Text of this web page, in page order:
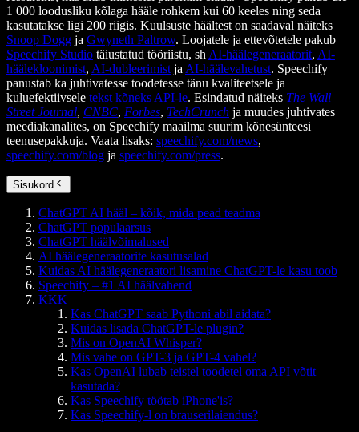
1 000 loodusliku kõlaga hääle rohkem kui 60 keeles ning seda
kasutatakse ligi 200 riigis. Kuulsuste häältest on saadaval näiteks
Snoop Dogg ja Gwyneth Paltrow. Loojatele ja ettevõtetele pakub
Speechify Studio täiustatud tööriistu, sh AI-häälegeneraatorit, AI-
häälekloonimist, AI-dubleerimist ja AI-häälevahetust. Speechify
panustab ka juhtivatesse toodetesse tänu kvaliteetsele ja
kuluefektiivsele tekst kõneks API-le. Esindatud näiteks The Wall
Street Journal, CNBC, Forbes, TechCrunch ja muudes juhtivates
meediakanalites, on Speechify maailma suurim kõnesünteesi
teenusepakkuja. Vaata lisaks: speechify.com/news,
speechify.com/blog ja speechify.com/press.
Sisukord
ChatGPT AI hääl – kõik, mida pead teadma
ChatGPT populaarsus
ChatGPT häälvõimalused
AI häälegeneraatorite kasutusalad
Kuidas AI häälegeneraatori lisamine ChatGPT-le kasu toob
Speechify – #1 AI häälvahend
KKK
Kas ChatGPT saab Pythoni abil aidata?
Kuidas lisada ChatGPT-le plugin?
Mis on OpenAI Whisper?
Mis vahe on GPT-3 ja GPT-4 vahel?
Kas OpenAI lubab teistel toodetel oma API võtit
kasutada?
Kas Speechify töötab iPhone'is?
Kas Speechify-l on brauserilaiendus?